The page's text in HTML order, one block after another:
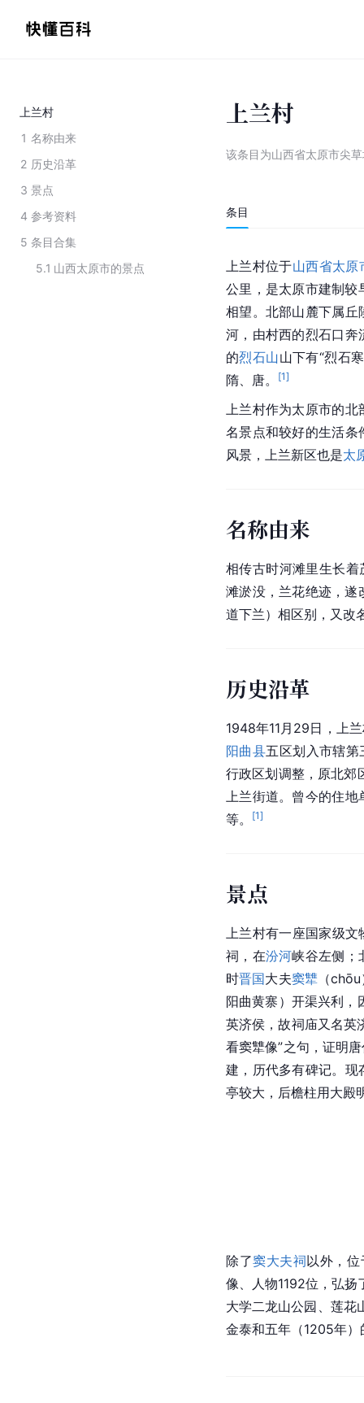
上兰村
1 名称由来
2 历史沿革
3 景点
4 参考资料
5 条目合集
5.1 山西太原市的景点
上兰村
该条目为山西省太原市尖
条目
上兰村位于山西省太原
公里，是太原市建制较
相望。北部山麓下属
河，由村西的烈石口奔
的烈石山山下有“烈石
隋、唐。
[1]
上兰村作为太原市的
名景点和较好的生活条
风景，上兰新区也是太
名称由来
相传古时河滩里生长着
滩淤没，兰花绝迹，遂
道下兰）相区别，又改
历史沿革
1948年11月29日，上
阳曲县五区划入市辖
行政区划调整，原北郊
上兰街道。曾今的住地
等。
[1]
景点
上兰村有一座国家级
祠，在汾河峡谷左侧；
时晋国大夫窦犨 （
阳曲黄寨）开渠兴利，
英济侯，故祠庙又名英
看窦犨像”之句，证明
建，历代多有碑记。
亭较大，后檐柱用大殿
除了窦大夫祠以外，
像、人物1192位，弘
大学二龙山公园、莲花
金泰和五年（1205年